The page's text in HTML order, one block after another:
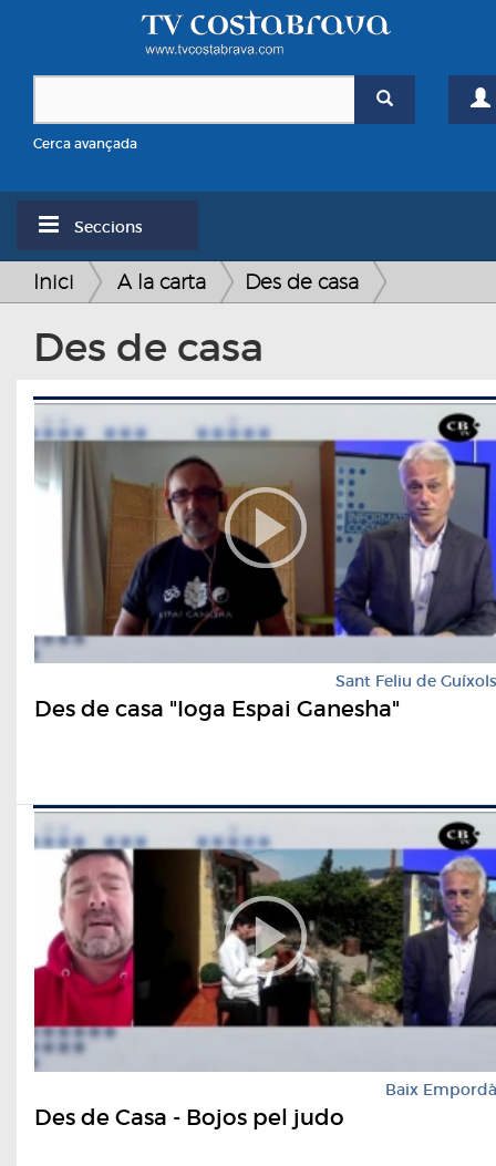
Cerca avançada
Seccions
Inici A la carta Des de casa
Des de casa
Sant Feliu de Guíxols
Des de casa "Ioga Espai Ganesha"
Baix Empordà
Des de Casa - Bojos pel judo